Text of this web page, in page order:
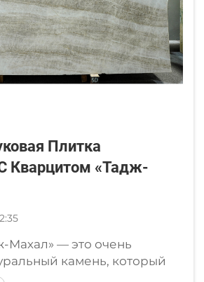
Плитка
Кварцитом «Тадж-
Махал» — это очень
камень, который
для изготовления